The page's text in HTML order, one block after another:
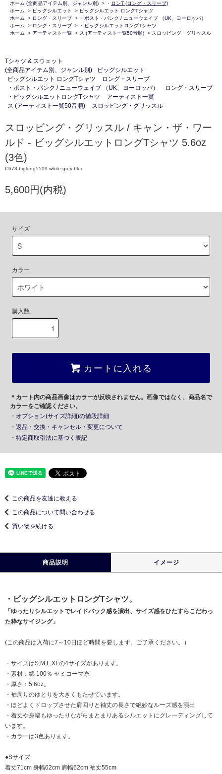
ホーム (全商品アイテム別、ジャンル別) > ・ ロンT (ロング・スリーブ)
ホーム
> ビッグシルエット > ビッグシルエット ロングTシャツ
ホーム
> ロング・スリーブ >
・ポスト・パンク / ニューウェイブ （UK、ヨーロッパ）
ホーム
> ロング・スリーブ >
・ビッグシルエットロングTシャツ
ホーム
> アーティスト一覧 > ス (アーティスト一覧50音順) > スロッビング・グリッスル
Tシャツ & スウェット
(全商品アイテム別、ジャンル別)
ビッグシルエット
ビッグシルエット ロングTシャツ
ロング・スリーブ
・ポスト・パンク / ニューウェイブ （UK、ヨーロッパ）
ロング・スリーブ
・ビッグシルエットロングTシャツ
アーティスト一覧
ス (アーティスト一覧50音順)
スロッビング・グリッスル
スロッビング・グリッスル / キャン・ザ・ワー
ルド - ビッグシルエットロングTシャツ 5.6oz
(3色)
C673 biglong5509 white grey blue
5,600円(内税)
サイズ
カラー
購入数
カートに入れる
＊カート内の商品画像はカラーが反映されません。画像ではなく、商品名で
カラーをご確認ください。
・オプション(サイズ詳細)の値段詳細
・返品・交換・キャンセル・変更について
・特定商取引法に基づく表記
この商品を友達に教える
この商品について問い合わせる
買い物を続ける
商品説明 イメージ
・ビッグシルエットロングTシャツ。
「ゆったりシルエットでレイドバック感を演出、サイズ感をひたすらこだわっ
た粋なサイジング」
(この商品は入荷に7～10日ほど時間を要します。ご了承ください。）
・サイズはS,M,L,XLの4サイズがあります。
・素材：綿 100％ セミコーマ糸
・厚さ：5.6oz。
・袖周りのゆとりを大きくもたせています。
・ほどよくドロップさせた肩回りと袖丈の長さで絶妙なルーズ感を演出
・着丈や身幅もゆったりながらまとまりあるシルエットにグレーディングして
います。
・カラーは3色あります。
●Sサイズ
着丈71cm 身幅62cm 肩幅62cm 袖丈55cm